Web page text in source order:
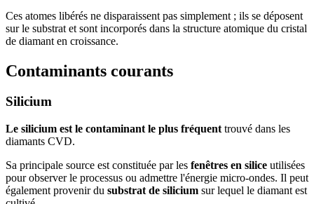
Ces atomes libérés ne disparaissent pas simplement ; ils se déposent
sur le substrat et sont incorporés dans la structure atomique du cristal
de diamant en croissance.
Contaminants courants
Silicium
Le silicium est le contaminant le plus fréquent trouvé dans les
diamants CVD.
Sa principale source est constituée par les fenêtres en silice utilisées
pour observer le processus ou admettre l'énergie micro-ondes. Il peut
également provenir du substrat de silicium sur lequel le diamant est